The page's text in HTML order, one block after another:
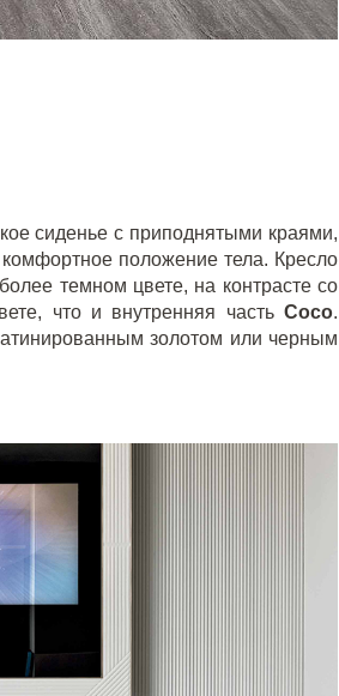
сиденье с приподнятыми краями,
положение тела. Кресло
темном цвете, на контрасте со
что и внутренняя часть Coco.
золотом или черным